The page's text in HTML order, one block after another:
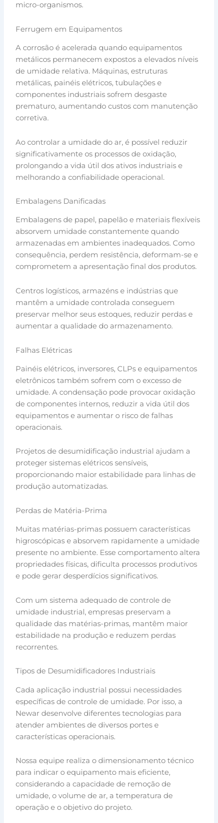
micro-organismos.
Ferrugem em Equipamentos
A corrosão é acelerada quando equipamentos
metálicos permanecem expostos a elevados níveis
de umidade relativa. Máquinas, estruturas
metálicas, painéis elétricos, tubulações e
componentes industriais sofrem desgaste
prematuro, aumentando custos com manutenção
corretiva.
Ao controlar a umidade do ar, é possível reduzir
significativamente os processos de oxidação,
prolongando a vida útil dos ativos industriais e
melhorando a confiabilidade operacional.
Embalagens Danificadas
Embalagens de papel, papelão e materiais flexíveis
absorvem umidade constantemente quando
armazenadas em ambientes inadequados. Como
consequência, perdem resistência, deformam-se e
comprometem a apresentação final dos produtos.
Centros logísticos, armazéns e indústrias que
mantêm a umidade controlada conseguem
preservar melhor seus estoques, reduzir perdas e
aumentar a qualidade do armazenamento.
Falhas Elétricas
Painéis elétricos, inversores, CLPs e equipamentos
eletrônicos também sofrem com o excesso de
umidade. A condensação pode provocar oxidação
de componentes internos, reduzir a vida útil dos
equipamentos e aumentar o risco de falhas
operacionais.
Projetos de desumidificação industrial ajudam a
proteger sistemas elétricos sensíveis,
proporcionando maior estabilidade para linhas de
produção automatizadas.
Perdas de Matéria-Prima
Muitas matérias-primas possuem características
higroscópicas e absorvem rapidamente a umidade
presente no ambiente. Esse comportamento altera
propriedades físicas, dificulta processos produtivos
e pode gerar desperdícios significativos.
Com um sistema adequado de controle de
umidade industrial, empresas preservam a
qualidade das matérias-primas, mantêm maior
estabilidade na produção e reduzem perdas
recorrentes.
Tipos de Desumidificadores Industriais
Cada aplicação industrial possui necessidades
específicas de controle de umidade. Por isso, a
Newar desenvolve diferentes tecnologias para
atender ambientes de diversos portes e
características operacionais.
Nossa equipe realiza o dimensionamento técnico
para indicar o equipamento mais eficiente,
considerando a capacidade de remoção de
umidade, o volume de ar, a temperatura de
operação e o objetivo do projeto.